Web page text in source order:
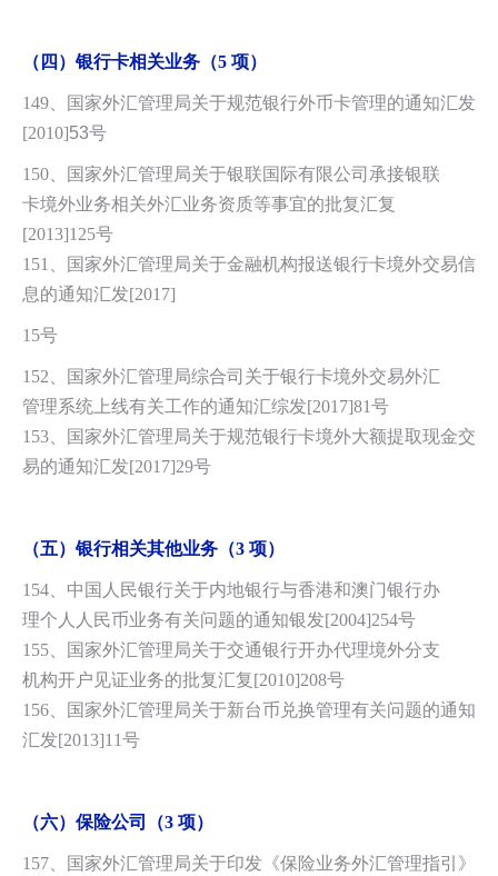
（四）银行卡相关业务（5 项）
149、国家外汇管理局关于规范银行外币卡管理的通知汇发
[2010]53号
150、国家外汇管理局关于银联国际有限公司承接银联
卡境外业务相关外汇业务资质等事宜的批复汇复
[2013]125号
151、国家外汇管理局关于金融机构报送银行卡境外交易信
息的通知汇发[2017]
15号
152、国家外汇管理局综合司关于银行卡境外交易外汇
管理系统上线有关工作的通知汇综发[2017]81号
153、国家外汇管理局关于规范银行卡境外大额提取现金交
易的通知汇发[2017]29号
（五）银行相关其他业务（3 项）
154、中国人民银行关于内地银行与香港和澳门银行办
理个人人民币业务有关问题的通知银发[2004]254号
155、国家外汇管理局关于交通银行开办代理境外分支
机构开户见证业务的批复汇复[2010]208号
156、国家外汇管理局关于新台币兑换管理有关问题的通知
汇发[2013]11号
（六）保险公司（3 项）
157、国家外汇管理局关于印发《保险业务外汇管理指引》